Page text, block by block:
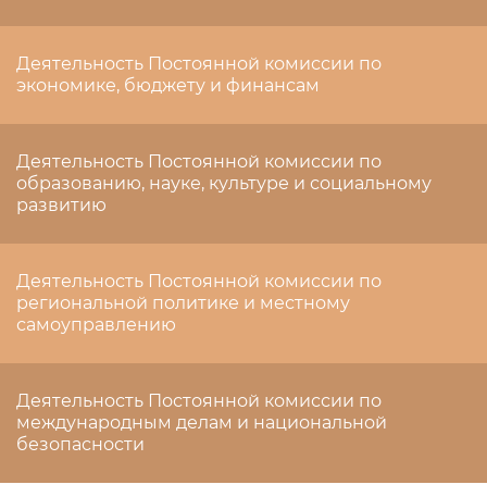
Деятельность Постоянной комиссии по
экономике, бюджету и финансам
Деятельность Постоянной комиссии по
образованию, науке, культуре и социальному
развитию
Деятельность Постоянной комиссии по
региональной политике и местному
самоуправлению
Деятельность Постоянной комиссии по
международным делам и национальной
безопасности